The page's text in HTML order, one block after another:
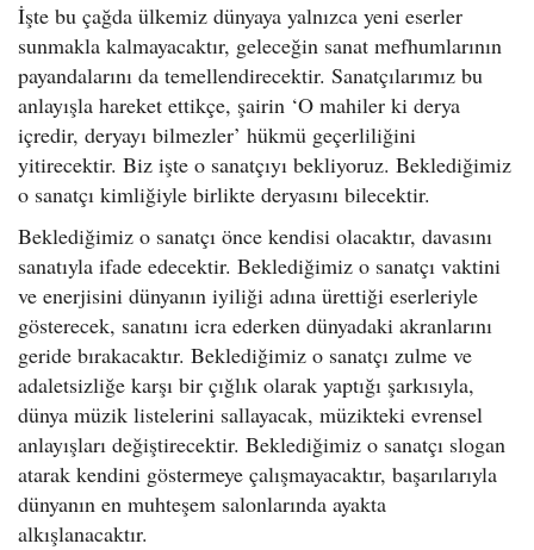
İşte bu çağda ülkemiz dünyaya yalnızca yeni eserler
sunmakla kalmayacaktır, geleceğin sanat mefhumlarının
payandalarını da temellendirecektir. Sanatçılarımız bu
anlayışla hareket ettikçe, şairin ‘O mahiler ki derya
içredir, deryayı bilmezler’ hükmü geçerliliğini
yitirecektir. Biz işte o sanatçıyı bekliyoruz. Beklediğimiz
o sanatçı kimliğiyle birlikte deryasını bilecektir.
Beklediğimiz o sanatçı önce kendisi olacaktır, davasını
sanatıyla ifade edecektir. Beklediğimiz o sanatçı vaktini
ve enerjisini dünyanın iyiliği adına ürettiği eserleriyle
gösterecek, sanatını icra ederken dünyadaki akranlarını
geride bırakacaktır. Beklediğimiz o sanatçı zulme ve
adaletsizliğe karşı bir çığlık olarak yaptığı şarkısıyla,
dünya müzik listelerini sallayacak, müzikteki evrensel
anlayışları değiştirecektir. Beklediğimiz o sanatçı slogan
atarak kendini göstermeye çalışmayacaktır, başarılarıyla
dünyanın en muhteşem salonlarında ayakta
alkışlanacaktır.